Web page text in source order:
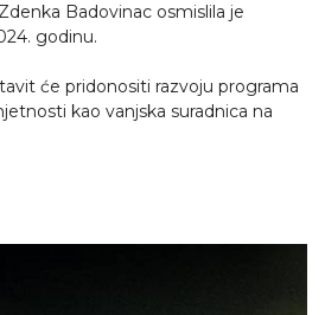
Badovinac osmislila je
godinu.
će pridonositi razvoju programa
kao vanjska suradnica na